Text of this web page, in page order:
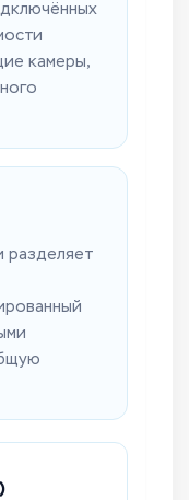
камеры,
разделяет